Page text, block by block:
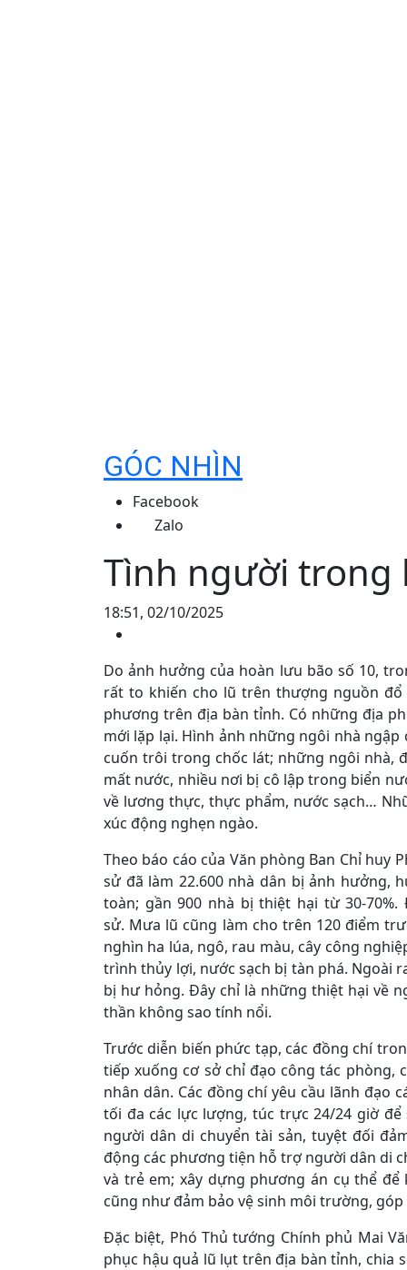
GÓC NHÌN
Facebook
Zalo
Tình người trong
18:51, 02/10/2025
Do ảnh hưởng của hoàn lưu bão số 10,
rất to khiến cho lũ trên thượng nguồn
phương trên địa bàn tỉnh. Có những địa
mới lặp lại. Hình ảnh những ngôi nhà
cuốn trôi trong chốc lát; những ngôi nhà,
mất nước, nhiều nơi bị cô lập trong biển
về lương thực, thực phẩm, nước sạch…
xúc động nghẹn ngào.
Theo báo cáo của Văn phòng Ban Chỉ huy
sử đã làm 22.600 nhà dân bị ảnh hưởng,
toàn; gần 900 nhà bị thiệt hại từ 30-
sử. Mưa lũ cũng làm cho trên 120 điểm
nghìn ha lúa, ngô, rau màu, cây công
trình thủy lợi, nước sạch bị tàn phá. Ngoài
bị hư hỏng. Đây chỉ là những thiệt hại về
thần không sao tính nổi.
Trước diễn biến phức tạp, các đồng chí
tiếp xuống cơ sở chỉ đạo công tác phòng,
nhân dân. Các đồng chí yêu cầu lãnh đạo
tối đa các lực lượng, túc trực 24/24 giờ
người dân di chuyển tài sản, tuyệt đối
động các phương tiện hỗ trợ người dân di
và trẻ em; xây dựng phương án cụ thể
cũng như đảm bảo vệ sinh môi trường,
Đặc biệt, Phó Thủ tướng Chính phủ Mai
phục hậu quả lũ lụt trên địa bàn tỉnh, chia